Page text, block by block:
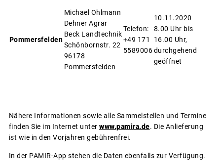
Pommersfelden
Michael Ohlmann
Dehner Agrar
Beck Landtechnik
Schönbornstr. 22
96178
Pommersfelden
Telefon:
+49 171
5589006
10.11.2020
8.00 Uhr bis
16.00 Uhr,
durchgehend
geöffnet
Nähere Informationen sowie alle Sammelstellen und Termine
finden Sie im Internet unter www.pamira.de. Die Anlieferung
ist wie in den Vorjahren gebührenfrei.
In der PAMIR-App stehen die Daten ebenfalls zur Verfügung.